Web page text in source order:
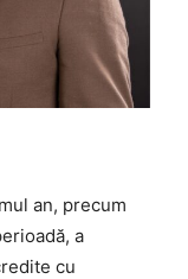
an, precum
a
cu